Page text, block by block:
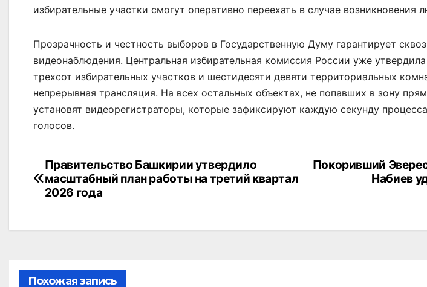
избирательные участки смогут оперативно переехать в случае возникновения
Прозрачность и честность выборов в Государственную Думу гарантирует
видеонаблюдения. Центральная избирательная комиссия России уже
трехсот избирательных участков и шестидесяти девяти территориальных
непрерывная трансляция. На всех остальных объектах, не попавших в зону
установят видеорегистраторы, которые зафиксируют каждую секунду
голосов.
Навигация
по
Покоривший
Набиев
Правительство Башкирии утвердило
масштабный план работы на третий квартал
2026 года
Похожая запись